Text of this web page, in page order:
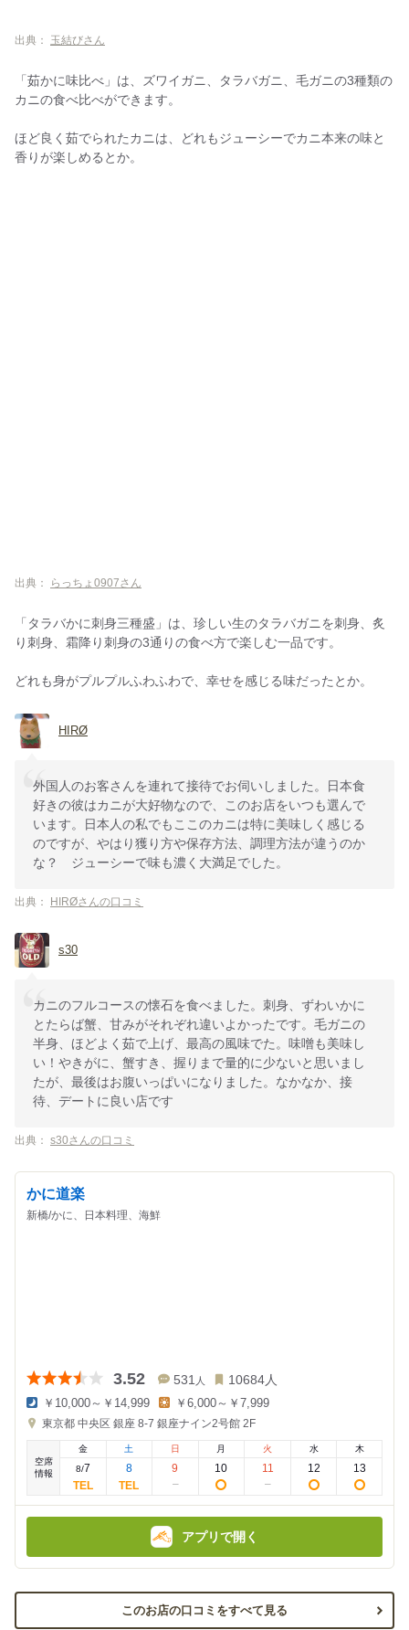
出典： 玉結びさん
「茹かに味比べ」は、ズワイガニ、タラバガニ、毛ガニの3種類の
カニの食べ比べができます。
ほど良く茹でられたカニは、どれもジューシーでカニ本来の味と
香りが楽しめるとか。
出典： らっちょ0907さん
「タラバかに刺身三種盛」は、珍しい生のタラバガニを刺身、炙
り刺身、霜降り刺身の3通りの食べ方で楽しむ一品です。
どれも身がプルプルふわふわで、幸せを感じる味だったとか。
HIRØ
外国人のお客さんを連れて接待でお伺いしました。日本食
好きの彼はカニが大好物なので、このお店をいつも選んで
います。日本人の私でもここのカニは特に美味しく感じる
のですが、やはり獲り方や保存方法、調理方法が違うのか
な？ ジューシーで味も濃く大満足でした。
出典： HIRØさんの口コミ
s30
カニのフルコースの懐石を食べました。刺身、ずわいかに
とたらば蟹、甘みがそれぞれ違いよかったです。毛ガニの
半身、ほどよく茹で上げ、最高の風味でた。味噌も美味し
い！やきがに、蟹すき、握りまで量的に少ないと思いまし
たが、最後はお腹いっぱいになりました。なかなか、接
待、デートに良い店です
出典： s30さんの口コミ
かに道楽
新橋/かに、日本料理、海鮮
3.52 531 人 10684人
夜
の
額
￥10,000～￥14,999
の
額
￥6,000～￥7,999
東京都 中央区 銀座 8-7 銀座ナイン2号館 2F
空席
情報
金
8/7
土
8
日
9
月
10
火
11
水
12
木
13
アプリで開く
このお店の口コミをすべて見る